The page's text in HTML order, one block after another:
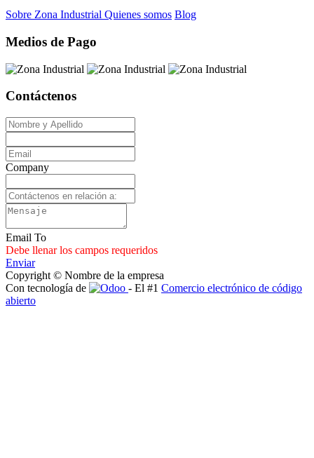
Sobre Zona Industrial Quienes somos Blog
Medios de Pago
Contáctenos
Company
Email To
Debe llenar los campos requeridos
Enviar
Copyright © Nombre de la empresa
Con tecnología de
- El #1 Comercio electrónico de código
abierto